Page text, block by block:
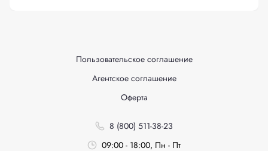
Пользовательское соглашение
Агентское соглашение
Оферта
8 (800) 511-38-23
09:00 - 18:00, Пн - Пт